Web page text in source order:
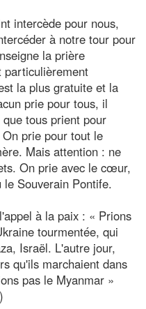
intercède pour nous,
à notre tour pour
la prière
particulièrement
la plus gratuite et la
prie pour tous, il
tous prient pour
prie pour tout le
Mais attention : ne
On prie avec le cœur,
Souverain Pontife.
à la paix : « Prions
tourmentée, qui
Israël. L'autre jour,
qu'ils marchaient dans
pas le Myanmar »